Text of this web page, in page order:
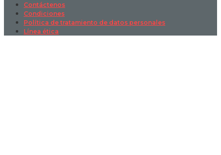
Contáctenos
Condiciones
Política de tratamiento de datos personales
Línea ética